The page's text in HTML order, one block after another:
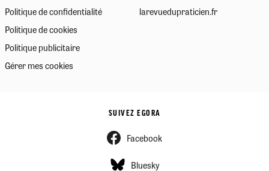
Politique de confidentialité
Politique de cookies
Politique publicitaire
Gérer mes cookies
larevuedupraticien.fr
SUIVEZ EGORA
Facebook
Bluesky